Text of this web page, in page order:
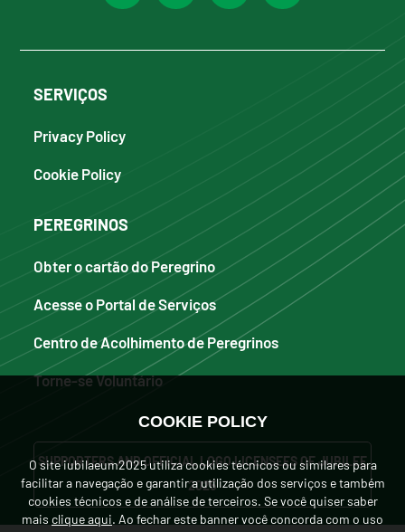
SERVIÇOS
Privacy Policy
Cookie Policy
PEREGRINOS
Obter o cartão do Peregrino
Acesse o Portal de Serviços
Centro de Acolhimento de Peregrinos
Torne-se Voluntário
SUPPORTERS AND OFFICIAL LOGO LICENSEES OF JUBILEE
2025
COOKIE POLICY
O site iubilaeum2025 utiliza cookies técnicos ou similares para
facilitar a navegação e garantir a utilização dos serviços e também
cookies técnicos e de análise de terceiros. Se você quiser saber
mais clique aqui. Ao fechar este banner você concorda com o uso